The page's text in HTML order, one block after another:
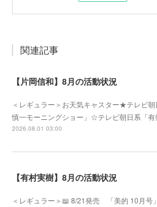
関連記事
【片岡信和】8月の活動状況
＜レギュラー＞お天気キャスター★テレビ朝
慎一モーニングショー」☆テレビ朝日系「有
2026.08.01 03:00
【有村実樹】8月の活動状況
＜レギュラー＞📖 8/21発売 「美的 10月号